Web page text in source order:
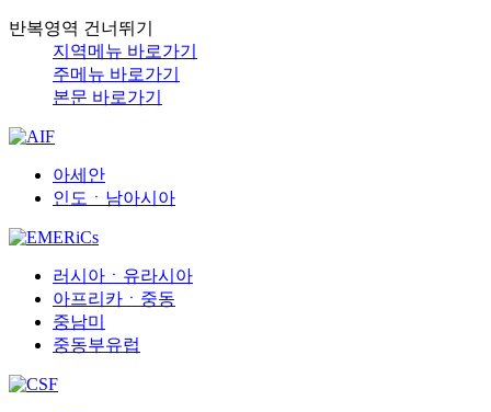
반복영역 건너뛰기
지역메뉴 바로가기
주메뉴 바로가기
본문 바로가기
아세안
인도ㆍ남아시아
러시아ㆍ유라시아
아프리카ㆍ중동
중남미
중동부유럽